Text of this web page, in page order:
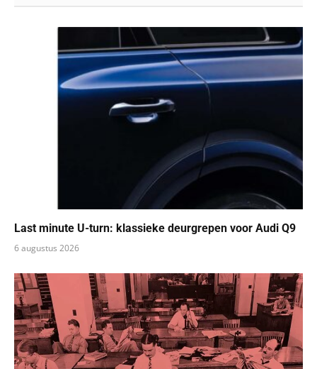
Last minute U-turn: klassieke deurgrepen voor Audi Q9
6 augustus 2026